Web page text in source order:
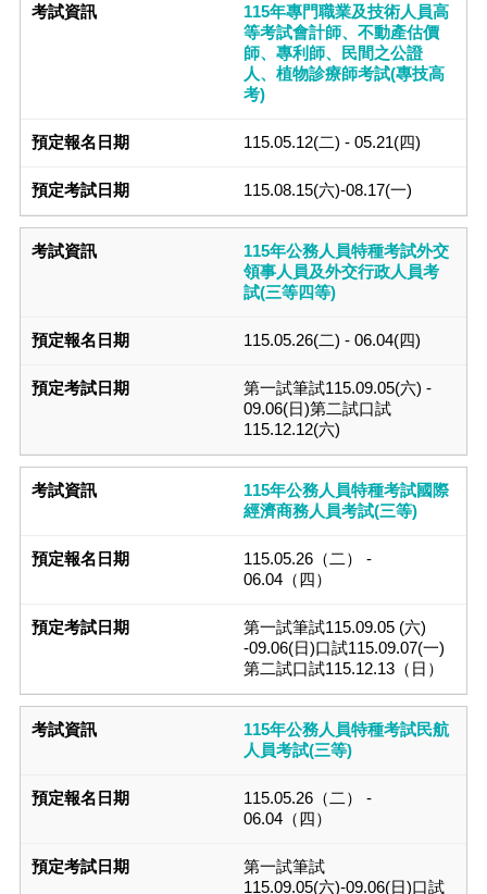
115年專門職業及技術人員高
等考試會計師、不動產估價
師、專利師、民間之公證
人、植物診療師考試(專技高
考)
115.05.12(二) - 05.21(四)
115.08.15(六)-08.17(一)
115年公務人員特種考試外交
領事人員及外交行政人員考
試(三等四等)
115.05.26(二) - 06.04(四)
第一試筆試115.09.05(六) -
09.06(日)第二試口試
115.12.12(六)
115年公務人員特種考試國際
經濟商務人員考試(三等)
115.05.26（二） -
06.04（四）
第一試筆試115.09.05 (六)
-09.06(日)口試115.09.07(一)
第二試口試115.12.13（日）
115年公務人員特種考試民航
人員考試(三等)
115.05.26（二） -
06.04（四）
第一試筆試
115.09.05(六)-09.06(日)口試